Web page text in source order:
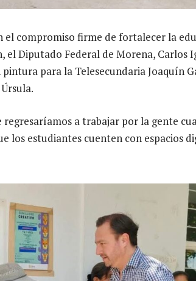
el compromiso firme de fortalecer la
el Diputado Federal de Morena, Carlos
para la Telesecundaria Joaquín
a trabajar por la gente
los estudiantes cuenten con espacios